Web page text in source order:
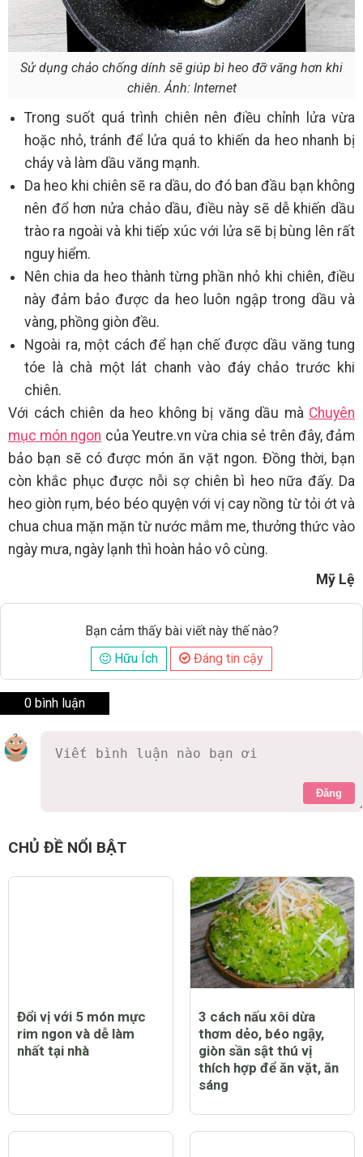
Sử dụng chảo chống dính sẽ giúp bì heo đỡ văng hơn khi
chiên. Ảnh: Internet
Trong suốt quá trình chiên nên điều chỉnh lửa vừa
hoặc nhỏ, tránh để lửa quá to khiến da heo nhanh bị
cháy và làm dầu văng mạnh.
Da heo khi chiên sẽ ra dầu, do đó ban đầu bạn không
nên đổ hơn nửa chảo dầu, điều này sẽ dễ khiến dầu
trào ra ngoài và khi tiếp xúc với lửa sẽ bị bùng lên rất
nguy hiểm.
Nên chia da heo thành từng phần nhỏ khi chiên, điều
này đảm bảo được da heo luôn ngập trong dầu và
vàng, phồng giòn đều.
Ngoài ra, một cách để hạn chế được dầu văng tung
tóe là chà một lát chanh vào đáy chảo trước khi
chiên.
Với cách chiên da heo không bị văng dầu mà Chuyên
mục món ngon của Yeutre.vn vừa chia sẻ trên đây, đảm
bảo bạn sẽ có được món ăn vặt ngon. Đồng thời, bạn
còn khắc phục được nỗi sợ chiên bì heo nữa đấy. Da
heo giòn rụm, béo béo quyện với vị cay nồng từ tỏi ớt và
chua chua mặn mặn từ nước mắm me, thưởng thức vào
ngày mưa, ngày lạnh thì hoàn hảo vô cùng.
Mỹ Lệ
Bạn cảm thấy bài viết này thế nào?
Hữu Ích
Đáng tin cậy
0 bình luận
Đăng
CHỦ ĐỀ NỔI BẬT
Đổi vị với 5 món mực
rim ngon và dễ làm
nhất tại nhà
3 cách nấu xôi dừa
thơm dẻo, béo ngậy,
giòn sần sật thú vị
thích hợp để ăn vặt, ăn
sáng